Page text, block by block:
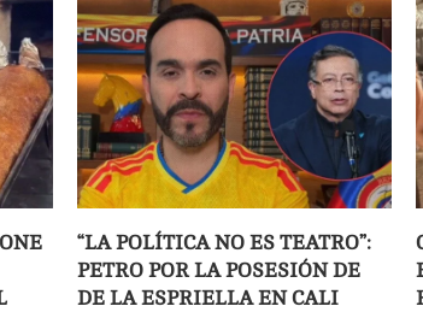
“LA POLÍTICA NO ES TEATRO”:
PETRO POR LA POSESIÓN DE
DE LA ESPRIELLA EN CALI